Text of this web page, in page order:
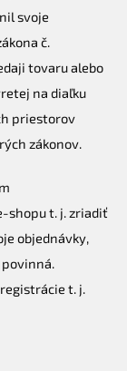
svoje
č.
tovaru alebo
na diaľku
priestorov
zákonov.
shopu t. j. zriadiť
objednávky,
povinná.
t. j.